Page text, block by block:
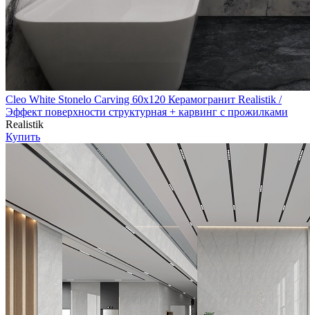
Cleo White Stonelo Carving 60x120 Керамогранит Realistik /
Эффект поверхности структурная + карвинг с прожилками
Realistik
Купить